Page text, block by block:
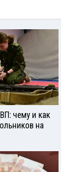
чему и как
на